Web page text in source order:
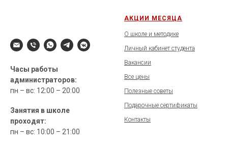
Часы работы
администраторов:
пн – вс: 12:00 – 20:00
Занятия в школе
проходят:
пн – вс: 10:00 – 21:00
АКЦИИ МЕСЯЦА
О школе и методике
Личный кабинет студента
Вакансии
Все цены
Полезные советы
Подарочные сертификаты
Контакты